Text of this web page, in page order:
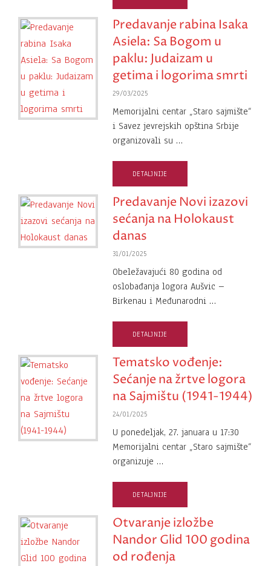
Predavanje rabina Isaka
Asiela: Sa Bogom u
paklu: Judaizam u
getima i logorima smrti
29/03/2025
Memorijalni centar „Staro sajmište“
i Savez jevrejskih opština Srbije
organizovali su …
DETALJNIJE
Predavanje Novi izazovi
sećanja na Holokaust
danas
31/01/2025
Obeležavajući 80 godina od
oslobađanja logora Aušvic –
Birkenau i Međunarodni …
DETALJNIJE
Tematsko vođenje:
Sećanje na žrtve logora
na Sajmištu (1941-1944)
24/01/2025
U ponedeljak, 27. januara u 17:30
Memorijalni centar „Staro sajmište“
organizuje …
DETALJNIJE
Otvaranje izložbe
Nandor Glid 100 godina
od rođenja